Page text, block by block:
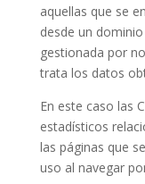
aquellas que se
desde un
gestionada por
trata los datos
En este caso las
estadísticos
las páginas que
uso al navegar